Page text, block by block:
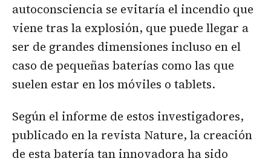
autoconsciencia se evitaría el incendio que
viene tras la explosión, que puede llegar a
ser de grandes dimensiones incluso en el
caso de pequeñas baterías como las que
suelen estar en los móviles o tablets.
Según el informe de estos investigadores,
publicado en la revista Nature, la creación
de esta batería tan innovadora ha sido